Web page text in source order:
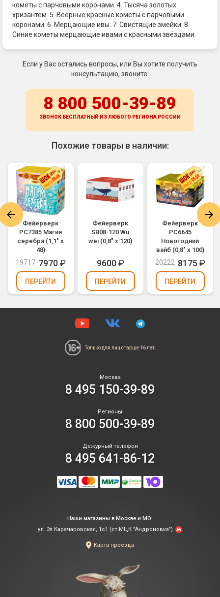
кометы с парчовыми коронами. 4. Тысяча золотых
хризантем. 5. Веерные красные кометы с парчовыми
коронами. 6. Мерцающие ивы. 7. Свистящие змейки. 8.
Синие кометы мерцающие ивами с красными звёздами.
Если у Вас остались вопросы, или Вы хотите получить
консультацию, звоните:
8 800 500-39-89
ЗВОНОК БЕСПЛАТНЫЙ ИЗ ЛЮБОГО РЕГИОНА РОССИИ
Похожие товары в наличии:
Фейерверк
РС7385 Магия
серебра (1,1" х
48)
19717 7970₽
ПЕРЕЙТИ
Фейерверк
SB08-120 Wu
wei (0,8" х 120)
9600₽
ПЕРЕЙТИ
Фейерверк
РС6645
Новогодний
вайб (0,8" х 100)
20222 8175 ₽
ПЕРЕЙТИ
Только для лиц старше 16 лет
Москва
8 495 150-39-89
Регионы
8 800 500-39-89
Дежурный телефон
8 495 641-86-12
Наши магазины в Москве и МО:
ул. 2я Карачаровская, 1с1 (ст.МЦК "Андроновка")
Карта проезда